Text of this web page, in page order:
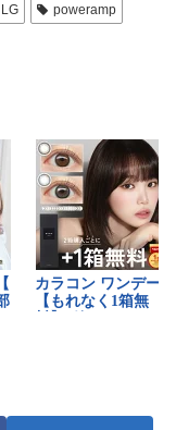
LG
poweramp